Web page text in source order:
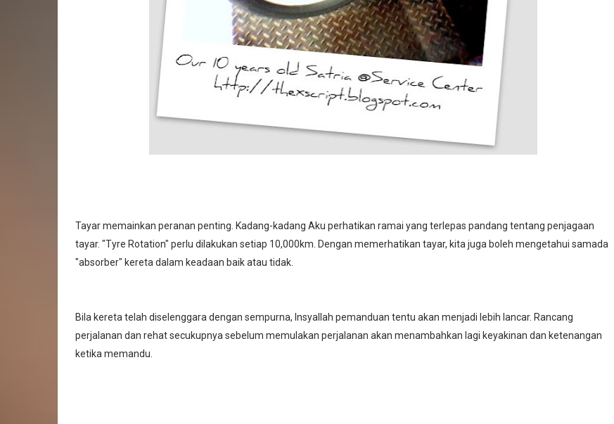
Tayar memainkan peranan penting. Kadang-kadang Aku perhatikan ramai yang terlepas pandang tentang penjagaan
tayar. "Tyre Rotation" perlu dilakukan setiap 10,000km. Dengan memerhatikan tayar, kita juga boleh mengetahui samada
"absorber" kereta dalam keadaan baik atau tidak.
Bila kereta telah diselenggara dengan sempurna, Insyallah pemanduan tentu akan menjadi lebih lancar. Rancang
perjalanan dan rehat secukupnya sebelum memulakan perjalanan akan menambahkan lagi keyakinan dan ketenangan
ketika memandu.